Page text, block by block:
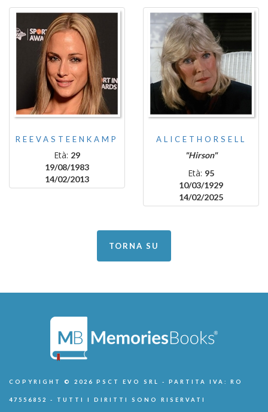
REEVASTEENKAMP
Età: 29
19/08/1983
14/02/2013
ALICETHORSELL
"Hirson"
Età: 95
10/03/1929
14/02/2025
TORNA SU
COPYRIGHT © 2026 PSCT EVO SRL - PARTITA IVA: RO
47556852 - TUTTI I DIRITTI SONO RISERVATI